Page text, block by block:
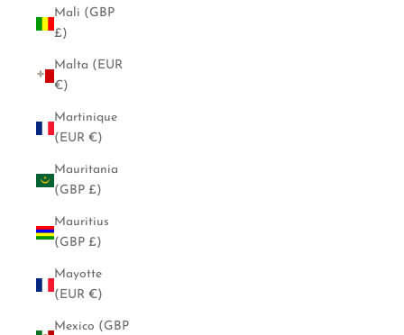
Mali (GBP
£)
Malta (EUR
€)
Martinique
(EUR €)
Mauritania
(GBP £)
Mauritius
(GBP £)
Mayotte
(EUR €)
Mexico (GBP